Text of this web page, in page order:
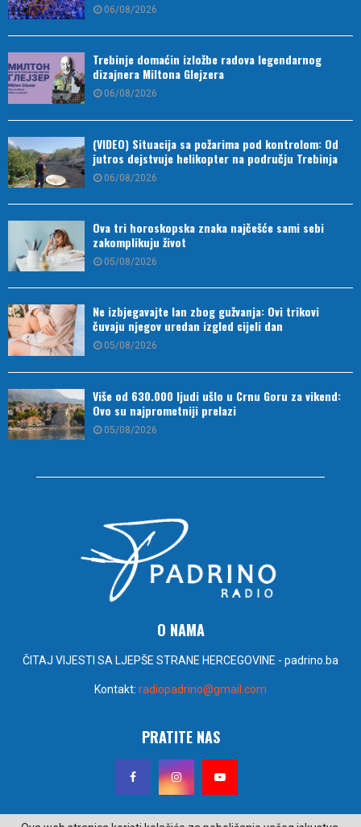
06/08/2026
Trebinje domaćin izložbe radova legendarnog
dizajnera Miltona Glejzera
06/08/2026
(VIDEO) Situacija sa požarima pod kontrolom: Od
jutros dejstvuje helikopter na području Trebinja
06/08/2026
Ova tri horoskopska znaka najčešće sami sebi
zakomplikuju život
05/08/2026
Ne izbjegavajte lan zbog gužvanja: Ovi trikovi
čuvaju njegov uredan izgled cijeli dan
05/08/2026
Više od 630.000 ljudi ušlo u Crnu Goru za vikend:
Ovo su najprometniji prelazi
05/08/2026
O NAMA
ČITAJ VIJESTI SA LJEPŠE STRANE HERCEGOVINE - padrino.ba
Kontakt: radiopadrino@gmail.com
PRATITE NAS